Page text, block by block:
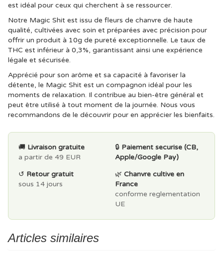
est idéal pour ceux qui cherchent à se ressourcer.
Notre Magic Shit est issu de fleurs de chanvre de haute
qualité, cultivées avec soin et préparées avec précision pour
offrir un produit à 10g de pureté exceptionnelle. Le taux de
THC est inférieur à 0,3%, garantissant ainsi une expérience
légale et sécurisée.
Apprécié pour son arôme et sa capacité à favoriser la
détente, le Magic Shit est un compagnon idéal pour les
moments de relaxation. Il contribue au bien-être général et
peut être utilisé à tout moment de la journée. Nous vous
recommandons de le découvrir pour en apprécier les bienfaits.
🚚 Livraison gratuite
a partir de 49 EUR
🔒 Paiement securise (CB,
Apple/Google Pay)
↺ Retour gratuit
sous 14 jours
🌿 Chanvre cultive en
France
conforme reglementation
UE
Articles similaires